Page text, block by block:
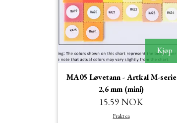
Kjøp
MA05 Løvetann - Artkal M-serie
2,6 mm (mini)
15.59 NOK
Frakt ca